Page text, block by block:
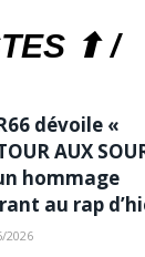
⬆ /
dévoile «
AUX
hommage
au rap
2026